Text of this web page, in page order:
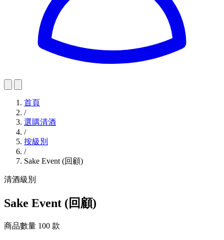
首頁
/
選購清酒
/
按級別
/
Sake Event (回顧)
清酒級別
Sake Event (回顧)
商品數量 100 款